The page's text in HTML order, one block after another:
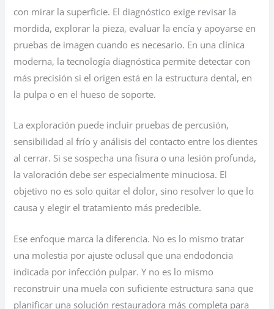
con mirar la superficie. El diagnóstico exige revisar la
mordida, explorar la pieza, evaluar la encía y apoyarse en
pruebas de imagen cuando es necesario. En una clínica
moderna, la tecnología diagnóstica permite detectar con
más precisión si el origen está en la estructura dental, en
la pulpa o en el hueso de soporte.
La exploración puede incluir pruebas de percusión,
sensibilidad al frío y análisis del contacto entre los dientes
al cerrar. Si se sospecha una fisura o una lesión profunda,
la valoración debe ser especialmente minuciosa. El
objetivo no es solo quitar el dolor, sino resolver lo que lo
causa y elegir el tratamiento más predecible.
Ese enfoque marca la diferencia. No es lo mismo tratar
una molestia por ajuste oclusal que una endodoncia
indicada por infección pulpar. Y no es lo mismo
reconstruir una muela con suficiente estructura sana que
planificar una solución restauradora más completa para